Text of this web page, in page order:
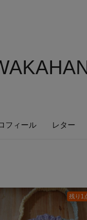
フィール レター
残り1